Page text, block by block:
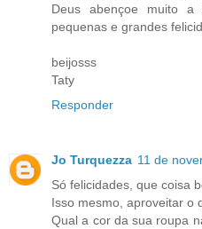
Deus abençoe muito
pequenas e grandes
beijosss
Taty
Responder
Jo Turquezza 11 de
Só felicidades, que coisa
Isso mesmo, aproveitar o
Qual a cor da sua roupa